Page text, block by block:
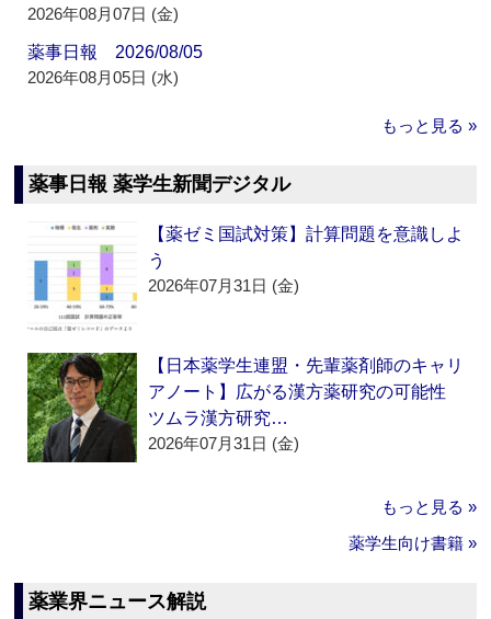
2026年08月07日 (金)
薬事日報 2026/08/05
2026年08月05日 (水)
もっと見る »
薬事日報 薬学生新聞デジタル
【薬ゼミ国試対策】計算問題を意識しよ
う
2026年07月31日 (金)
【日本薬学生連盟・先輩薬剤師のキャリ
アノート】広がる漢方薬研究の可能性
ツムラ漢方研究…
2026年07月31日 (金)
もっと見る »
薬学生向け書籍 »
薬業界ニュース解説